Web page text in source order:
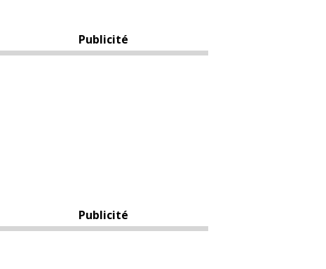
Publicité
Publicité